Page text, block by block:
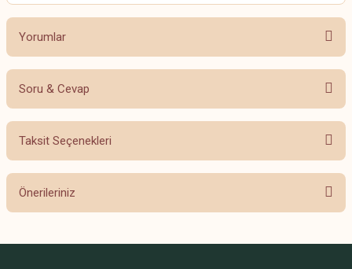
Yorumlar
Soru & Cevap
Taksit Seçenekleri
Önerileriniz